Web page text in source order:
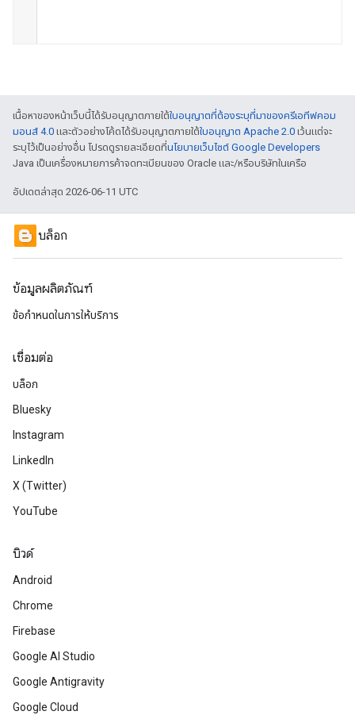
เนื้อหาของหน้าเว็บนี้ได้รับอนุญาตภายใต้ใบอนุญาตที่ต้องระบุที่มาของครีเอทีฟคอม
มอนส์ 4.0 และตัวอย่างโค้ดได้รับอนุญาตภายใต้ใบอนุญาต Apache 2.0 เว้นแต่จะ
ระบุไว้เป็นอย่างอื่น โปรดดูรายละเอียดที่นโยบายเว็บไซต์ Google Developers
Java เป็นเครื่องหมายการค้าจดทะเบียนของ Oracle และ/หรือบริษัทในเครือ
อัปเดตล่าสุด 2026-06-11 UTC
บล็อก
ข้อมูลผลิตภัณฑ์
ข้อกำหนดในการให้บริการ
เชื่อมต่อ
บล็อก
Bluesky
Instagram
LinkedIn
X (Twitter)
YouTube
บิวด์
Android
Chrome
Firebase
Google AI Studio
Google Antigravity
Google Cloud